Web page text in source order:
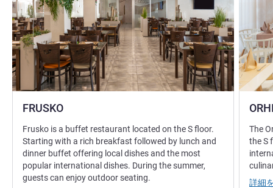
FRUSKO
Frusko is a buffet restaurant located on the S floor.
Starting with a rich breakfast followed by lunch and
dinner buffet offering local dishes and the most
popular international dishes. During the summer,
guests can enjoy outdoor seating.
The
the S
詳細